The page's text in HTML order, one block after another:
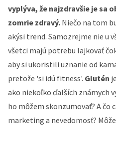
vyplýva, že najzdravšie je sa
zomrie zdravý. Niečo na tom
akýsi trend. Samozrejme nie u
všetci majú potrebu lajkovať
aby si ukoristili uznanie od
pretože 'si idú fitness'. Glutén
ako niekoľko ďalších známych
ho môžem skonzumovať? A čo
marketing a nevedomosť?